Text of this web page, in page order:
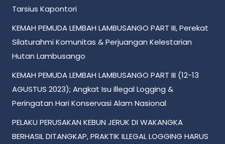
Tarsius Kapontori
KEMAH PEMUDA LEMBAH LAMBUSANGO PART III, Perekat
Silaturahmi Komunitas & Perjuangan Kelestarian
Hutan Lambusango
KEMAH PEMUDA LEMBAH LAMBUSANGO PART III (12-13
AGUSTUS 2023); Angkat Isu Illegal Logging &
Peringatan Hari Konservasi Alam Nasional
PELAKU PERUSAKAN KEBUN JERUK DI WAKANGKA
BERHASIL DITANGKAP, PRAKTIK ILLEGAL LOGGING HARUS